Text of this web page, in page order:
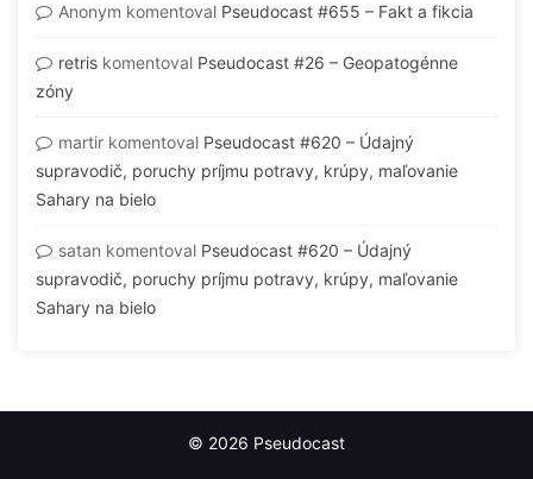
Anonym komentoval Pseudocast #655 – Fakt a fikcia
retris komentoval Pseudocast #26 – Geopatogénne
zóny
martir komentoval Pseudocast #620 – Údajný
supravodič, poruchy príjmu potravy, krúpy, maľovanie
Sahary na bielo
satan komentoval Pseudocast #620 – Údajný
supravodič, poruchy príjmu potravy, krúpy, maľovanie
Sahary na bielo
© 2026 Pseudocast